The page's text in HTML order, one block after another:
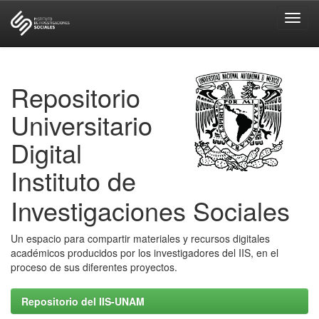
Repositorio
Universitario
Digital
Instituto de
Investigaciones Sociales
Un espacio para compartir materiales y recursos digitales
académicos producidos por los investigadores del IIS, en el
proceso de sus diferentes proyectos.
Repositorio del IIS-UNAM